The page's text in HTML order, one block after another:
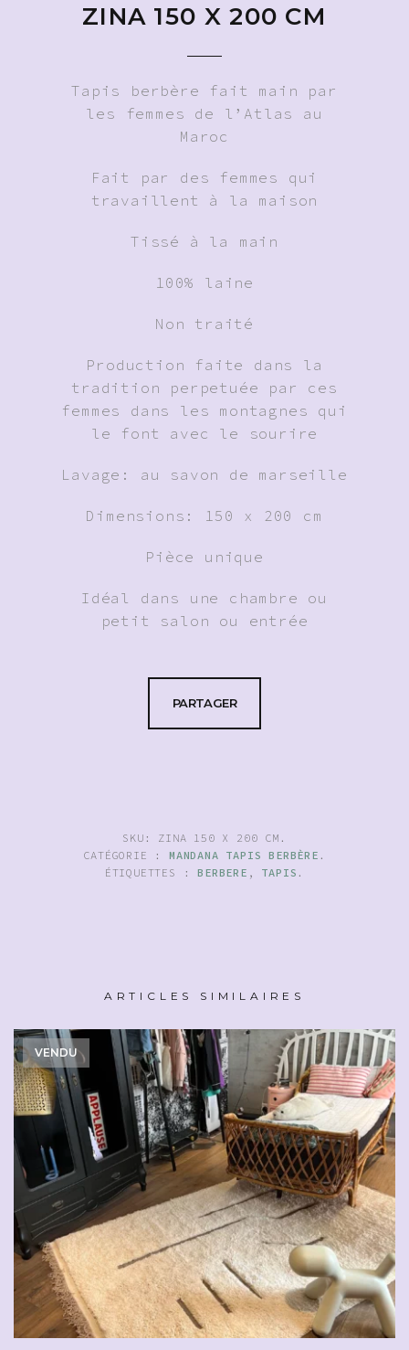
ZINA 150 X 200 CM
Tapis berbère fait main par
les femmes de l’Atlas au
Maroc
Fait par des femmes qui
travaillent à la maison
Tissé à la main
100% laine
Non traité
Production faite dans la
tradition perpetuée par ces
femmes dans les montagnes qui
le font avec le sourire
Lavage: au savon de marseille
Dimensions: 150 x 200 cm
Pièce unique
Idéal dans une chambre ou
petit salon ou entrée
PARTAGER
SKU: ZINA 150 X 200 CM .
CATÉGORIE : MANDANA TAPIS BERBÈRE .
ÉTIQUETTES :BERBERE , TAPIS .
ARTICLES SIMILAIRES
VENDU